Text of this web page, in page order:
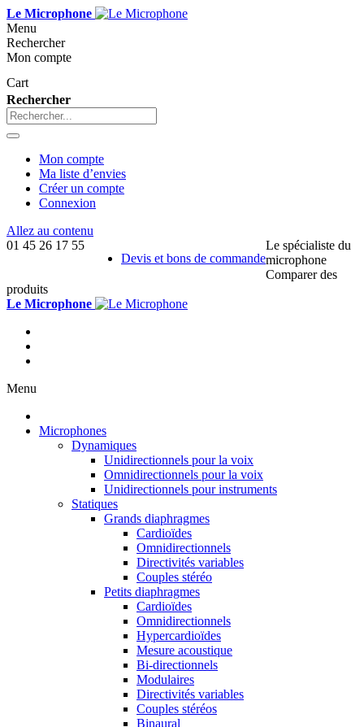
Le Microphone
Menu
Rechercher
Mon compte
Cart
Rechercher
Mon compte
Ma liste d’envies
Créer un compte
Connexion
Allez au contenu
01 45 26 17 55
Devis et bons de commande
Le spécialiste du
microphone
Comparer des
produits
Le Microphone
Menu
Microphones
Dynamiques
Unidirectionnels pour la voix
Omnidirectionnels pour la voix
Unidirectionnels pour instruments
Statiques
Grands diaphragmes
Cardioïdes
Omnidirectionnels
Directivités variables
Couples stéréo
Petits diaphragmes
Cardioïdes
Omnidirectionnels
Hypercardioïdes
Mesure acoustique
Bi-directionnels
Modulaires
Directivités variables
Couples stéréos
Binaural